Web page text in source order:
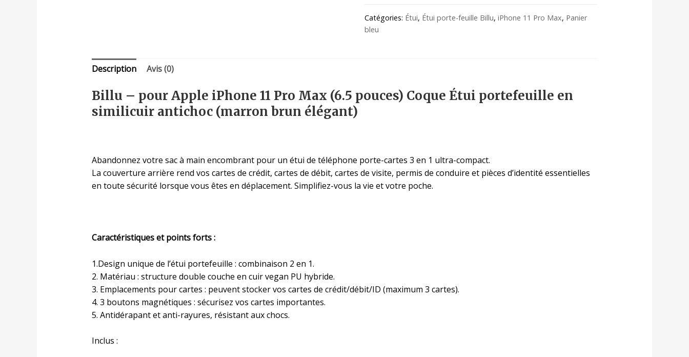
-
pour
(6.5
similicuir
antichoc
(marron
Catégories: Étui, Étui porte-feuille Billu,iPhone 11 Pro Max, Panier
bleu
Description Avis (0)
Billu – pour Apple iPhone 11 Pro Max (6.5 pouces) Coque Étui portefeuille en
similicuir antichoc (marron brun élégant)
Abandonnez votre sac à main encombrant pour un étui de téléphone porte-cartes 3 en 1 ultra-compact.
La couverture arrière rend vos cartes de crédit, cartes de débit, cartes de visite, permis de conduire et pièces d’identité essentielles
en toute sécurité lorsque vous êtes en déplacement. Simplifiez-vous la vie et votre poche.
Caractéristiques et points forts :
1.Design unique de l’étui portefeuille : combinaison 2 en 1.
2. Matériau : structure double couche en cuir vegan PU hybride.
3. Emplacements pour cartes : peuvent stocker vos cartes de crédit/débit/ID (maximum 3 cartes).
4. 3 boutons magnétiques : sécurisez vos cartes importantes.
5. Antidérapant et anti-rayures, résistant aux chocs.
Inclus :